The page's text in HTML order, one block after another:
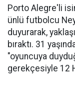
Porto Alegre'li
ünlü futbolcu
duyurarak,
bıraktı. 31
"oyuncuya
gerekçesiyle 12